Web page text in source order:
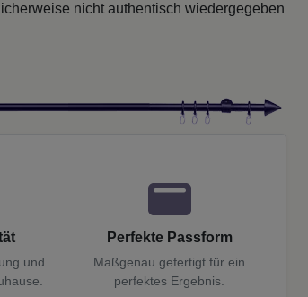
nicht authentisch wiedergegeben
und
Perfekte Passform
Maßgenau gefertigt für ein
perfektes Ergebnis.